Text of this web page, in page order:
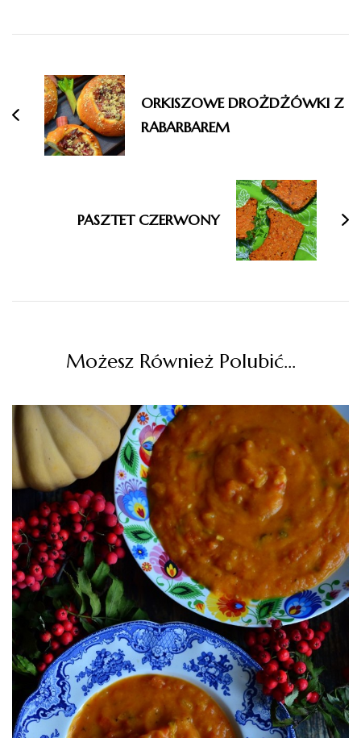
wpisu
ORKISZOWE DROŻDŻÓWKI Z
RABARBAREM
PASZTET CZERWONY
Możesz Również Polubić…